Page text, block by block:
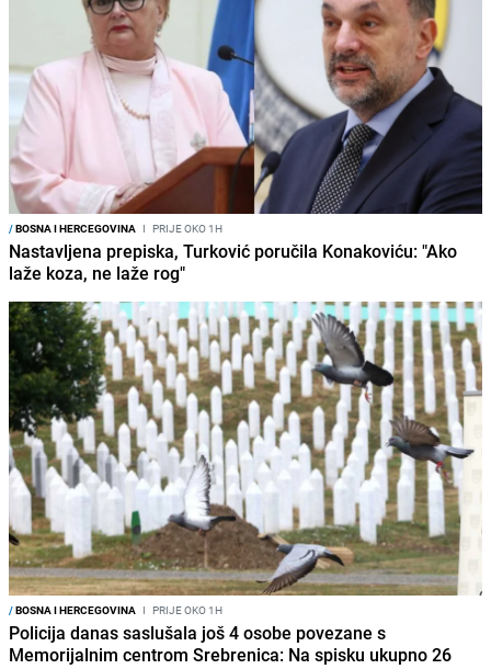
/BOSNA I HERCEGOVINA I PRIJE OKO 1H
Nastavljena prepiska, Turković poručila Konakoviću: "Ako
laže koza, ne laže rog"
/BOSNA I HERCEGOVINA I PRIJE OKO 1H
Policija danas saslušala još 4 osobe povezane s
Memorijalnim centrom Srebrenica: Na spisku ukupno 26